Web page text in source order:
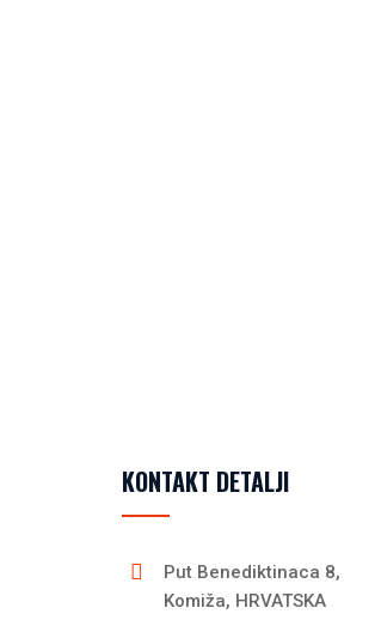
KONTAKT DETALJI
Put Benediktinaca 8,
Komiža, HRVATSKA